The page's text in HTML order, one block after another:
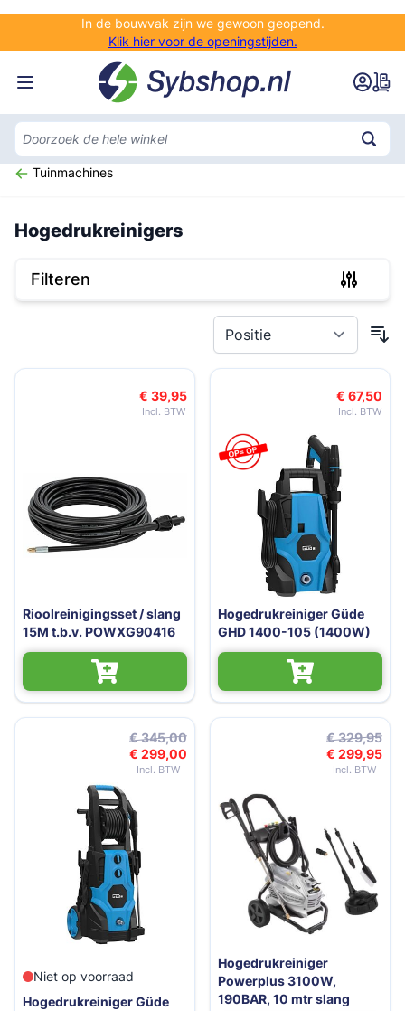
In de bouwvak zijn we gewoon geopend.
Klik hier voor de openingstijden.
Tuinmachines
Hogedrukreinigers
Filteren
€ 39,95
Rioolreinigingsset / slang
15M t.b.v. POWXG90416
€ 67,50
Hogedrukreiniger Güde
GHD 1400-105 (1400W)
€ 345,00
Speciale prijs
€ 299,00
Niet op voorraad
Hogedrukreiniger Güde
€ 329,95
€ 299,95
Hogedrukreiniger
Powerplus 3100W,
190BAR, 10 mtr slang